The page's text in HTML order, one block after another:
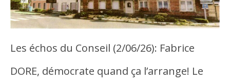
Les échos du Conseil (2/06/26): Fabrice
DORE, démocrate quand ça l’arrange! Le